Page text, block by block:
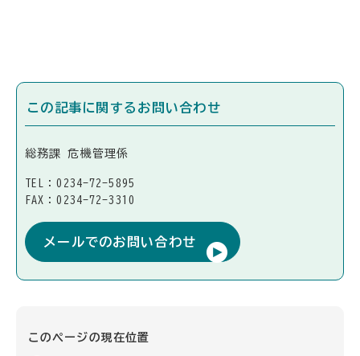
この記事に関するお問い合わせ
総務課 危機管理係
TEL：0234-72-5895
FAX：0234-72-3310
メールでのお問い合わせ
このページの現在位置